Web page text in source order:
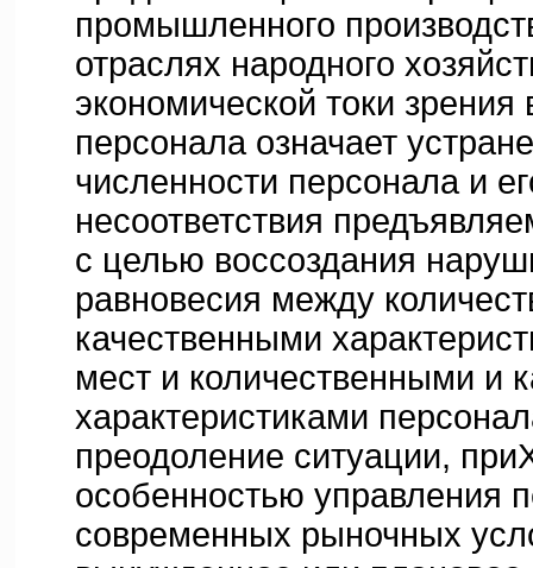
промышленного
отраслях народного
экономической токи
персонала означает
численности персонала и
несоответствия
с целью воссоздания
равновесия между
качественными
мест и количественными и
характеристиками
преодоление ситуации,
особенностью управления
современных рыночных